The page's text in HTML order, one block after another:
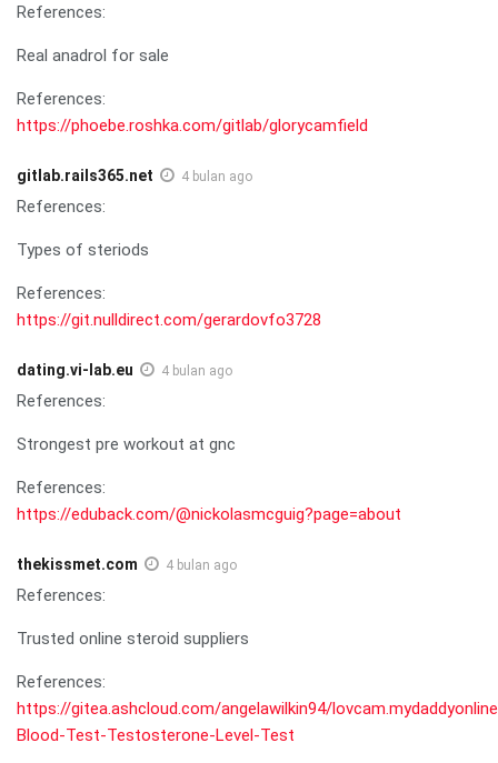
References:
Real anadrol for sale
References:
https://phoebe.roshka.com/gitlab/glorycamfield
gitlab.rails365.net 4 bulan ago
References:
Types of steriods
References:
https://git.nulldirect.com/gerardovfo3728
dating.vi-lab.eu 4 bulan ago
References:
Strongest pre workout at gnc
References:
https://eduback.com/@nickolasmcguig?page=about
thekissmet.com 4 bulan ago
References:
Trusted online steroid suppliers
References:
https://gitea.ashcloud.com/angelawilkin94/
Blood-Test-Testosterone-Level-Test